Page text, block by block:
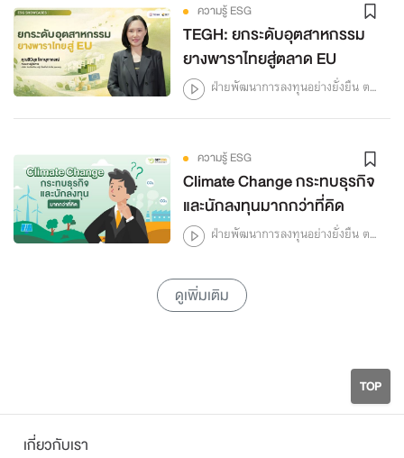
ความรู้ ESG
TEGH: ยกระดับอุตสาหกรรม
ยางพาราไทยสู่ตลาด EU
ฝ่ายพัฒนาการลงทุนอย่างยั่งยืน ตลาดหลักทรัพย์แห่งประเทศไทย
ความรู้ ESG
Climate Change กระทบธุรกิจ
และนักลงทุนมากกว่าที่คิด
ฝ่ายพัฒนาการลงทุนอย่างยั่งยืน ตลาดหลักทรัพย์แห่งประเทศไทย
ดูเพิ่มเติม
TOP
เกี่ยวกับเรา